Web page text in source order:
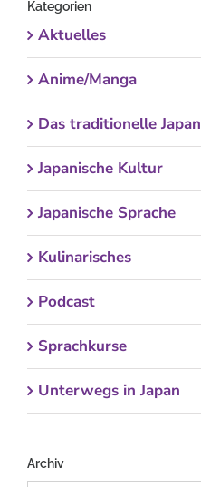
Kategorien
Aktuelles
Anime/Manga
Das traditionelle Japan
Japanische Kultur
Japanische Sprache
Kulinarisches
Podcast
Sprachkurse
Unterwegs in Japan
Archiv